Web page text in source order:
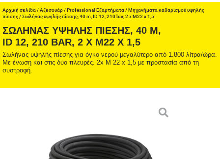
ONLINE SHOP
HOME & GARDEN
PROFESSIONAL
ΑΞΕΣΟΥΑΡ
Αρχική σελίδα /Αξεσουάρ/Professional Εξαρτήματα /Μηχανήματα καθαρισμού υψηλής
πίεσης/ Σωλήνας υψηλής πίεσης, 40 m, ID 12, 210 bar, 2 x M22 x 1,5
ΣΩΛΉΝΑΣ ΥΨΗΛΉΣ ΠΊΕΣΗΣ, 40 M,
ID 12, 210 BAR, 2 X M22 X 1,5
Σωλήνας υψηλής πίεσης για όγκο νερού μεγαλύτερο από 1.800 λίτρα/ώρα.
Με ένωση και στις δύο πλευρές. 2x M 22 x 1,5 με προστασία από τη
συστροφή.